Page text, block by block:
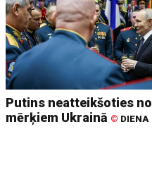
Putins neatteikšoties no
mērķiem Ukrainā © DIENA